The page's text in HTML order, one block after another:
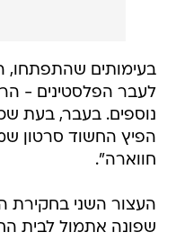
בעימותים שהתפתחו,
נוספים. בעבר, בעת
הפיץ החשוד סרטון
חווארה".
שפונה אתמול לבית